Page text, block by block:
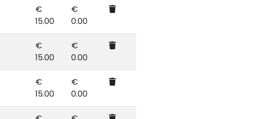
€
15.00
€
0.00
€
15.00
€
0.00
€
15.00
€
0.00